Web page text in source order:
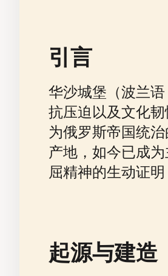
引言
华沙城堡（波兰
抗压迫以及文化
为俄罗斯帝国统
产地，如今已成
屈精神的生动证
起源与建造